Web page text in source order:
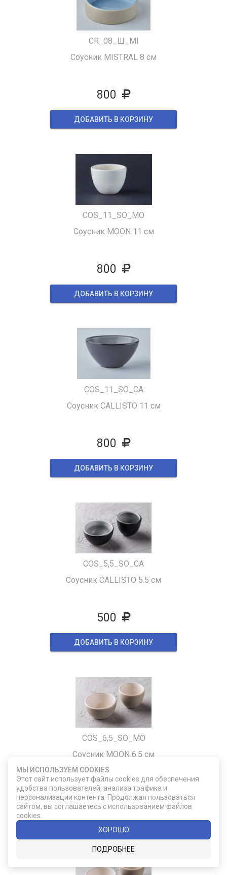
CR_08_Ш_MI
Соусник MISTRAL 8 cм
800
ДОБАВИТЬ В КОРЗИНУ
COS_11_SO_MO
Соусник MOON 11 см
800
ДОБАВИТЬ В КОРЗИНУ
COS_11_SO_CA
Соусник CALLISTO 11 см
800
ДОБАВИТЬ В КОРЗИНУ
COS_5,5_SO_CA
Соусник CALLISTO 5.5 см
500
ДОБАВИТЬ В КОРЗИНУ
COS_6,5_SO_MO
Соусник MOON 6.5 см
500
МЫ ИСПОЛЬЗУЕМ COOKIES
Этот сайт использует файлы cookies для обеспечения
удобства пользователей, анализа трафика и
персонализации контента. Продолжая пользоваться
сайтом, вы соглашаетесь с использованием файлов
cookies.
ХОРОШО
ПОДРОБНЕЕ